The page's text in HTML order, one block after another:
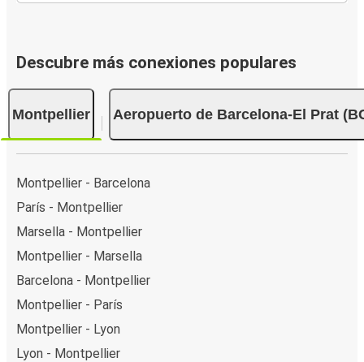
Descubre más conexiones populares
Montpellier Aeropuerto de Barcelona-El Prat
Montpellier - Barcelona
París - Montpellier
Marsella - Montpellier
Montpellier - Marsella
Barcelona - Montpellier
Montpellier - París
Montpellier - Lyon
Lyon - Montpellier